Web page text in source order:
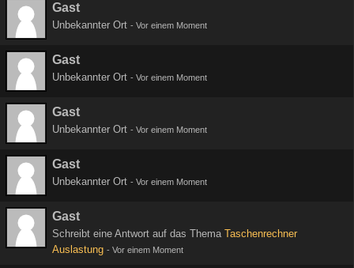
Gast
Unbekannter Ort - Vor einem Moment
Gast
Unbekannter Ort - Vor einem Moment
Gast
Unbekannter Ort - Vor einem Moment
Gast
Unbekannter Ort - Vor einem Moment
Gast
Schreibt eine Antwort auf das Thema Taschenrechner
Auslastung - Vor einem Moment